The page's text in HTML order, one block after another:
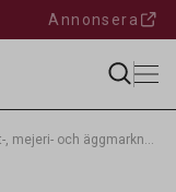
Annonsera